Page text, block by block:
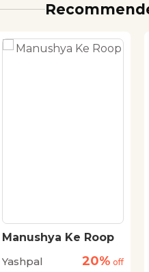
Manushya Ke Roop
Yashpal
20% off